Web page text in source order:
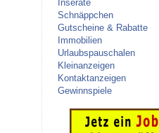
Inserate
Schnäppchen
Gutscheine & Rabatte
Immobilien
Urlaubspauschalen
Kleinanzeigen
Kontaktanzeigen
Gewinnspiele